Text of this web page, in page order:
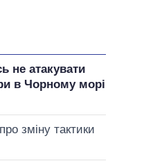
не атакувати
в Чорному морі
зміну тактики